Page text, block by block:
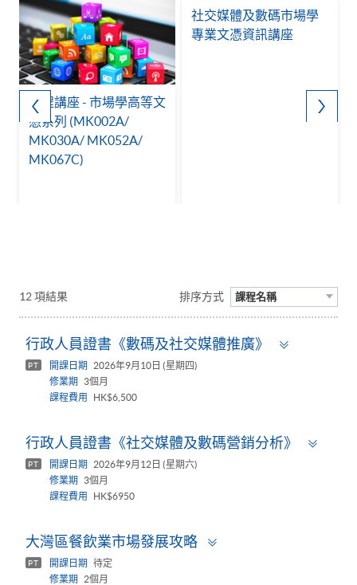
課程講座 - 市場學高等文
憑系列 (MK002A/
MK030A/ MK052A/
MK067C)
社交媒體及數碼市場學
專業文憑資訊講座
12 項結果 排序方式 課程名稱
行政人員證書《數碼及社交媒體推廣》
PT 開課日期
2026年9月10日 (星期四)
修業期
3個月
課程費用
HK$6,500
行政人員證書《社交媒體及數碼營銷分析》
PT 開課日期
2026年9月12日 (星期六)
修業期
3個月
課程費用
HK$6950
大灣區餐飲業市場發展攻略
PT 開課日期
待定
修業期
2個月